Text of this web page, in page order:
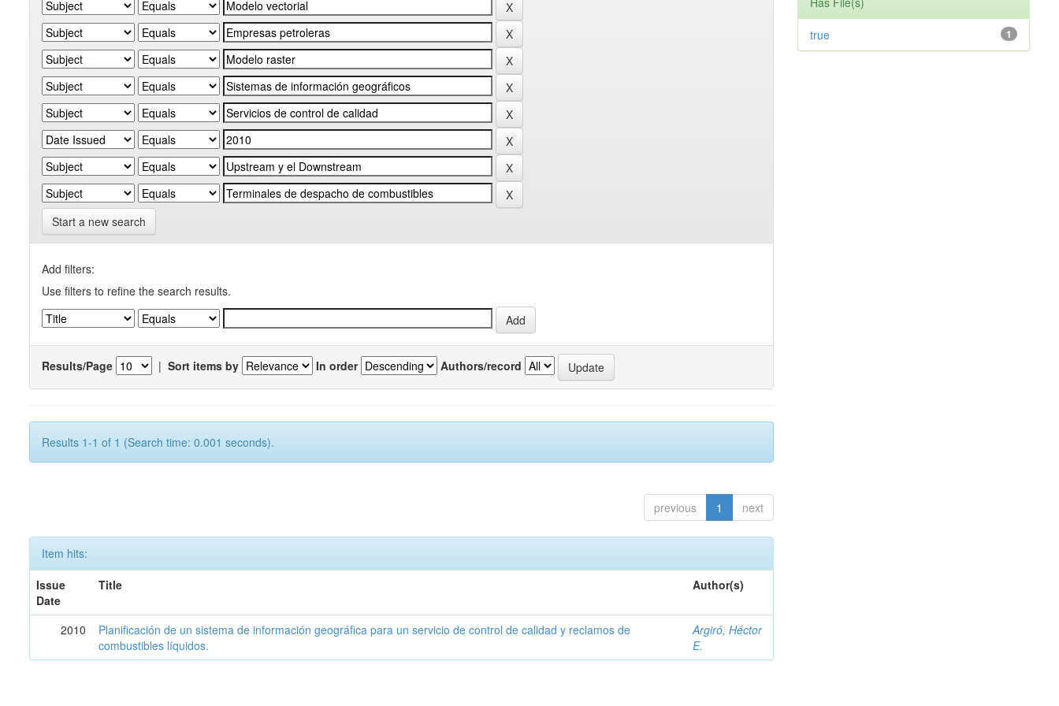
Start a new search
Add filters:
Use filters to refine the search results.
Results/Page | Sort items by In order Authors/record
Results 1-1 of 1 (Search time: 0.001 seconds).
previous 1 next
Item hits:
Issue
Date
Title Author(s)
2010
Planificación de un sistema de información geográfica para un servicio de control de calidad y reclamos de
combustibles líquidos.
Argiró, Héctor
E.
1
true